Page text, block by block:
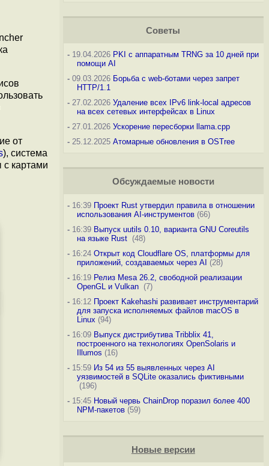
от
), система
картами
Советы
-19.04.2026 PKI с аппаратным TRNG за 10 дней при
помощи AI
-09.03.2026 Борьба с web-ботами через запрет
HTTP/1.1
-27.02.2026 Удаление всех IPv6 link-local адресов
на всех сетевых интерфейсах в Linux
-27.01.2026 Ускорение пересборки llama.cpp
-25.12.2025 Атомарные обновления в OSTree
Обсуждаемые новости
-16:39 Проект Rust утвердил правила в отношении
использования AI-инструментов(66)
-16:39 Выпуск uutils 0.10, варианта GNU Coreutils
на языке Rust (48)
-16:24 Открыт код Cloudflare OS, платформы для
приложений, создаваемых через AI (28)
-16:19 Релиз Mesa 26.2, свободной реализации
OpenGL и Vulkan (7)
-16:12 Проект Kakehashi развивает инструментарий
для запуска исполняемых файлов macOS в
Linux (94)
-16:09 Выпуск дистрибутива Tribblix 41,
построенного на технологиях OpenSolaris и
Illumos (16)
-15:59 Из 54 из 55 выявленных через AI
уязвимостей в SQLite оказались фиктивными
(196)
-15:45 Новый червь ChainDrop поразил более 400
NPM-пакетов(59)
Новые версии